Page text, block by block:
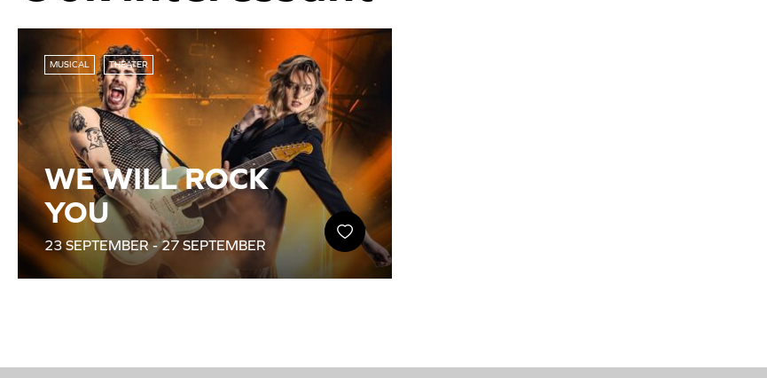
MUSICAL THEATER
WE WILL ROCK
YOU
23 SEPTEMBER - 27 SEPTEMBER